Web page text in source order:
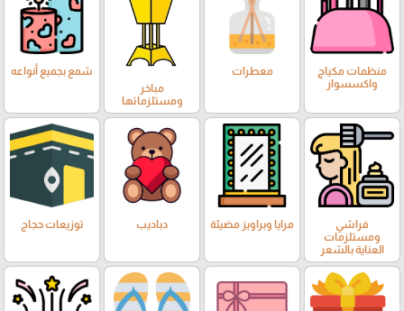
منظمات مكياج
واكسسوار
معطرات
مباخر
ومستلزماتها
شمع بجميع أنواعه
فراشي
ومستلزمات
العناية بالشعر
مرايا وبراويز مضيئة دباديب توزيعات حجاج